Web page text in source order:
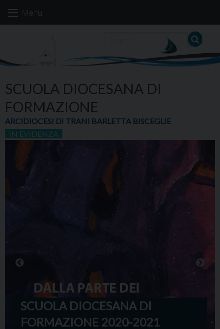
Menu
SCUOLA DIOCESANA DI
FORMAZIONE
ARCIDIOCESI DI TRANI BARLETTA BISCEGLIE
IN EVIDENZA
SCUOLA DIOCESANA DI
FORMAZIONE 2020-2021